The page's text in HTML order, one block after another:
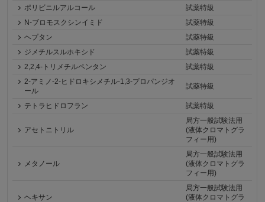
ポリビニルアルコール
試薬特級
N-ブロモスクシンイミド
試薬特級
ヘプタン
試薬特級
ジメチルスルホキシド
試薬特級
2,2,4-トリメチルペンタン
試薬特級
2-アミノ-2-ヒドロキシメチル-1,3-プロパンジオ
ール
試薬特級
テトラヒドロフラン 試薬特級
アセトニトリル
局方一般試験法用
(液体クロマトグラ
フィー用)
メタノール
局方一般試験法用
(液体クロマトグラ
フィー用)
ヘキサン
局方一般試験法用
(液体クロマトグラ